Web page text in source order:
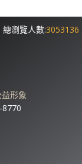
總瀏覽人數:3053136
形象
8770